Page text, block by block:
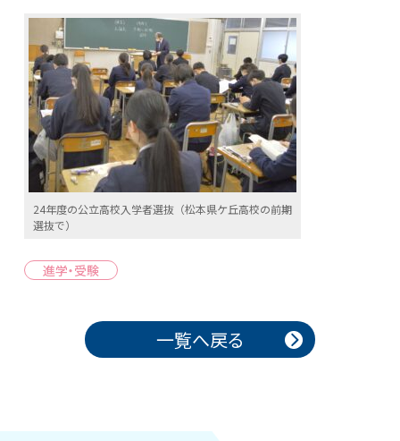
24年度の公立高校入学者選抜（松本県ケ丘高校の前期
選抜で）
進学・受験
投稿ナビゲーション 一覧へ戻る